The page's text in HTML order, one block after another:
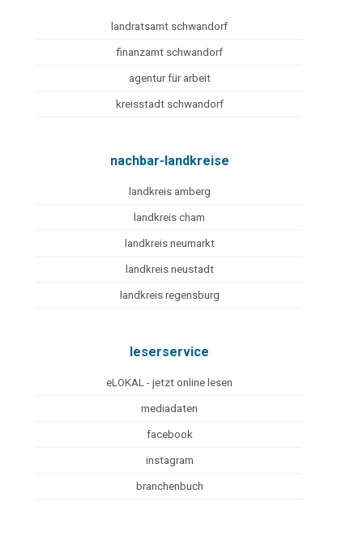
landratsamt schwandorf
finanzamt schwandorf
agentur für arbeit
kreisstadt schwandorf
nachbar-landkreise
landkreis amberg
landkreis cham
landkreis neumarkt
landkreis neustadt
landkreis regensburg
leserservice
eLOKAL - jetzt online lesen
mediadaten
facebook
instagram
branchenbuch